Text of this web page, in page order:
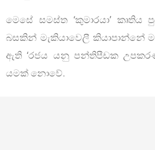
මෙසේ සමස්ත ‘කුමාරයා’ කෘතිය
බසකින් මැකියාවෙලී කියාපාන්නේ
ඇති ‘රජය යනු පන්තිපීඩක
යමක් නොවේ.